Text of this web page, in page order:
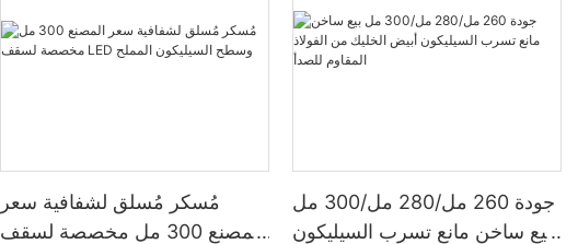
مُسكر مُسلق لشفافية سعر
المصنع 300 مل مخصصة لسقف
جودة 260 مل/280 مل/300 مل
بيع ساخن مانع تسرب السيليكون